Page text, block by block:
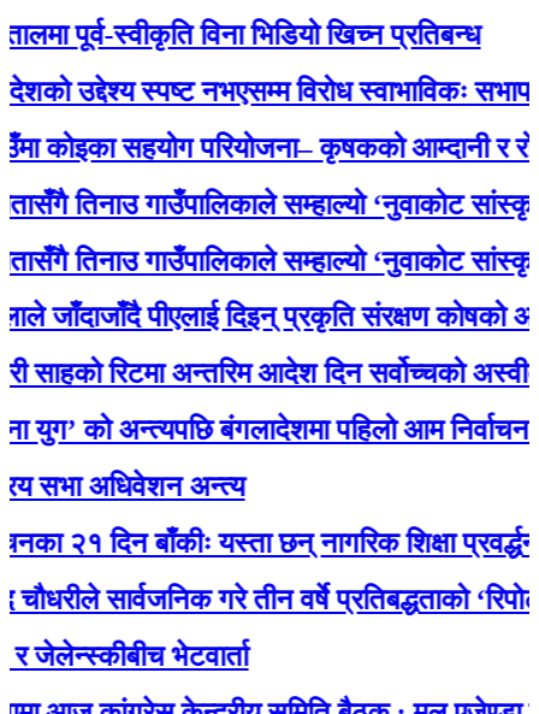
स्वीकृति विना भिडियो खिच्न प्रतिबन्ध
स्पष्ट नभएसम्म विरोध स्वाभाविकः सभापति
सहयोग परियोजना– कृषकको आम्दानी र
गाउँपालिकाले सम्हाल्यो ‘नुवाकोट सांस्कृतिक
गाउँपालिकाले सम्हाल्यो ‘नुवाकोट सांस्कृतिक
पीएलाई दिइन् प्रकृति संरक्षण कोषको अध्यक्षमा
रिटमा अन्तरिम आदेश दिन सर्वोच्चको अस्वीकार,
को अन्त्यपछि बंगलादेशमा पहिलो आम निर्वाचन आज
अधिवेशन अन्त्य
दिन बाँकीः यस्ता छन् नागरिक शिक्षा प्रवर्द्धनका
सार्वजनिक गरे तीन वर्षे प्रतिबद्धताको ‘रिपोर्ट कार्ड’
भेटवार्ता